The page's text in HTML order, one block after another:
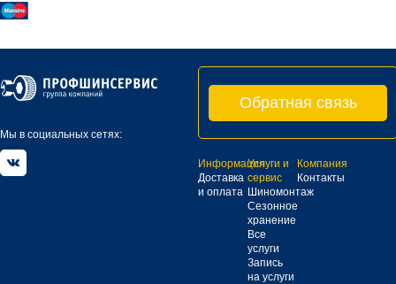
Мы в социальных сетях:
Обратная связь
Информация
Доставка
и оплата
Услуги и
сервис
Шиномонтаж
Сезонное
хранение
Все
услуги
Запись
на услуги
Компания
Контакты